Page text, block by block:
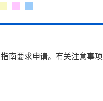
南要求申请。有关注意事项